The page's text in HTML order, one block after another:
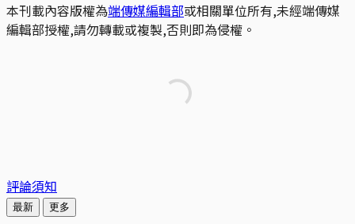
本刊載內容版權為端傳媒編輯部或相關單位所有,未經端傳媒
編輯部授權,請勿轉載或複製,否則即為侵權。
評論須知
最新 更多